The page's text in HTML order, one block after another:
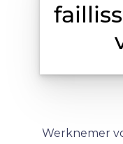
Werknemer